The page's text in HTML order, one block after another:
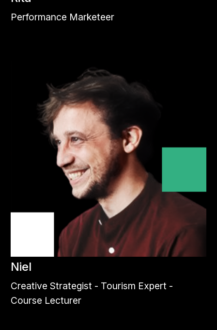
Performance Marketeer
Niel
Creative Strategist - Tourism Expert -
Course Lecturer